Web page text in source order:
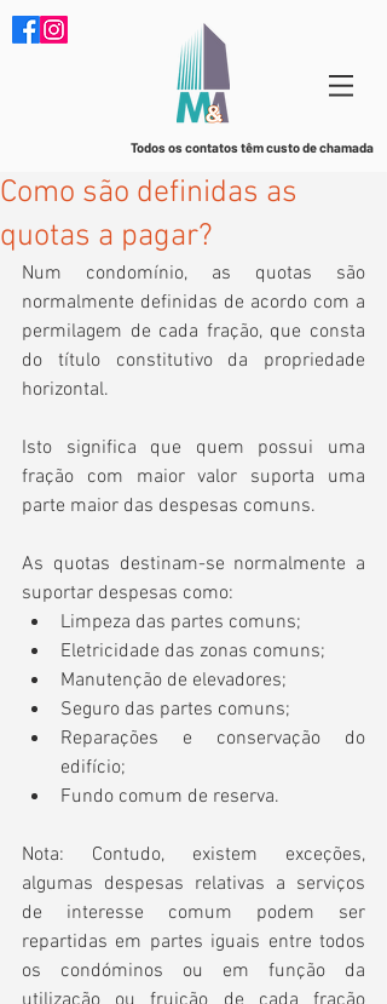
Todos os contatos têm custo de chamada
Como são definidas as
quotas a pagar?
Num condomínio, as quotas são
normalmente definidas de acordo com a
permilagem de cada fração, que consta
do título constitutivo da propriedade
horizontal.
Isto significa que quem possui uma
fração com maior valor suporta uma
parte maior das despesas comuns.
As quotas destinam-se normalmente a
suportar despesas como:
Limpeza das partes comuns;
Eletricidade das zonas comuns;
Manutenção de elevadores;
Seguro das partes comuns;
Reparações e conservação do
edifício;
Fundo comum de reserva.
Nota: Contudo, existem exceções,
algumas despesas relativas a serviços
de interesse comum podem ser
repartidas em partes iguais entre todos
os condóminos ou em função da